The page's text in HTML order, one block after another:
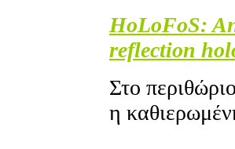
HoLoFoS:
reflection
Στο
η